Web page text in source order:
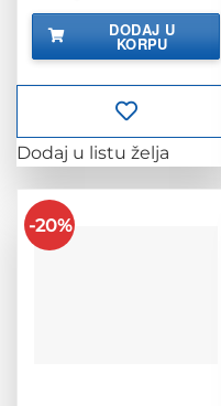
bila
2,475.00 KM.
je:
DODAJ U
KORPU
Dodaj u listu želja
-20%